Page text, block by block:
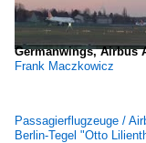
Germanwings, Airbus
Frank Maczkowicz
Passagierflugzeuge /
Berlin-Tegel "Otto